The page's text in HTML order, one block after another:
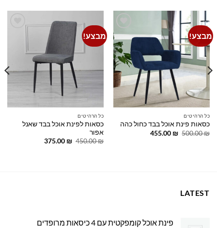
מבצע!
Add to
wishlist
כל הרהיטים
כסאות פינת אוכל בבד כחול כהה
500.00₪
המחיר
455.00 ₪
המחיר
מבצע!
כל הרהיטים
כסאות לפינת אוכל בבד שאנל
אפור
450.00₪
המחיר
375.00 ₪
המחיר
LATEST
פינת אוכל קומפקטית עם 4 כיסאות מרופדים